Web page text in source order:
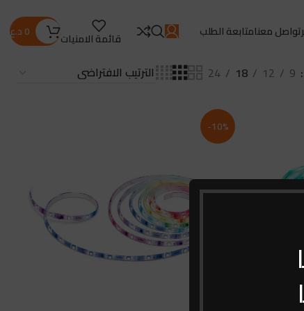
تواصل معنامتابعة الطلب قائمة الامنيات 0د.ع
9
12
18
24
-10%